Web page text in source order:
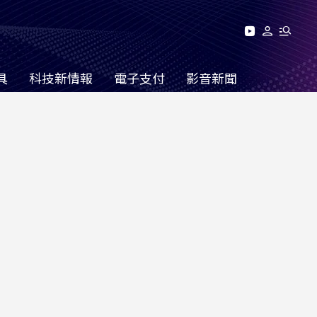
科技新情報 電子支付 影音新聞